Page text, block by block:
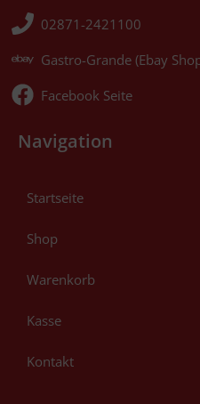
02871-2421100
Gastro-Grande (Ebay
Facebook Seite
Navigation
Startseite
Shop
Warenkorb
Kasse
Kontakt